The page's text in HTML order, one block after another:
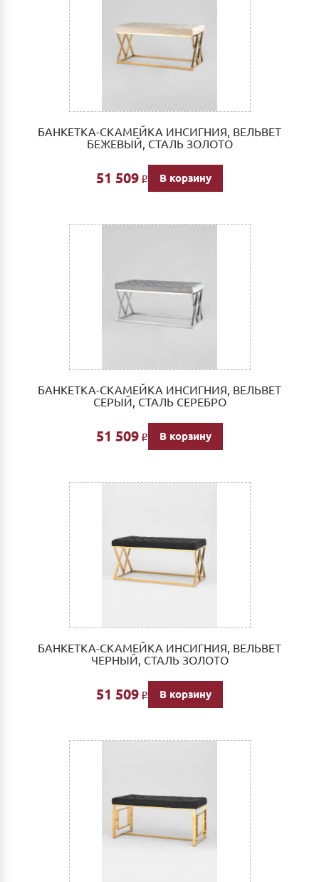
БАНКЕТКА-СКАМЕЙКА ИНСИГНИЯ, ВЕЛЬВЕТ
БЕЖЕВЫЙ, СТАЛЬ ЗОЛОТО
51 509 Р В корзину
БАНКЕТКА-СКАМЕЙКА ИНСИГНИЯ, ВЕЛЬВЕТ
СЕРЫЙ, СТАЛЬ СЕРЕБРО
51 509 Р В корзину
БАНКЕТКА-СКАМЕЙКА ИНСИГНИЯ, ВЕЛЬВЕТ
ЧЕРНЫЙ, СТАЛЬ ЗОЛОТО
51 509 Р В корзину